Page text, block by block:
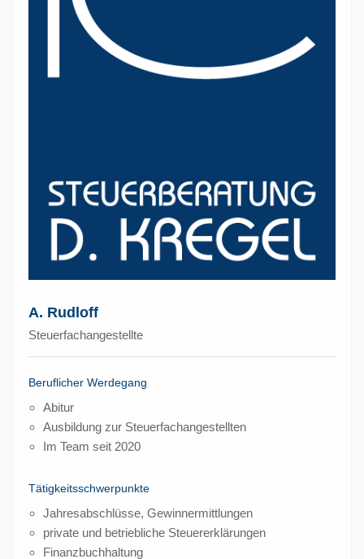
A. Rudloff
Steuerfachangestellte
Beruflicher Werdegang
Abitur
Ausbildung zur Steuerfachangestellten
Im Team seit 2020
Tätigkeitsschwerpunkte
Jahresabschlüsse, Gewinnermittlungen
private und betriebliche Steuererklärungen
Finanzbuchhaltung